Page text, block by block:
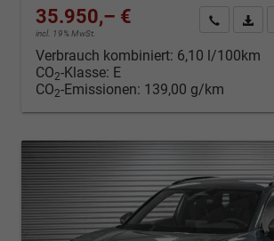
35.950,– €
incl. 19% MwSt.
Kontakt &
Verbrauch kombiniert: 6,10 l/100km
CO2-Klasse: E
CO2-Emissionen: 139,00 g/km